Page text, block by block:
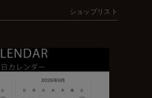
ショップリスト